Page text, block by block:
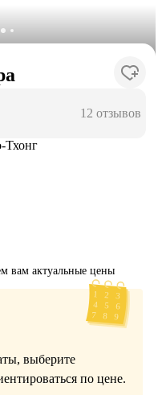
12 отзывов
Тхонг
вам актуальные цены
выберите
по цене.